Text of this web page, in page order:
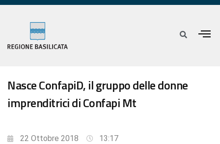
Nasce ConfapiD, il gruppo delle donne
imprenditrici di Confapi Mt
22 Ottobre 2018 13:17